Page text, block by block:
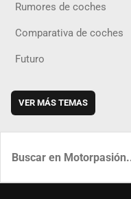
Rumores de coches
Comparativa de coches
Futuro
VER MÁS TEMAS